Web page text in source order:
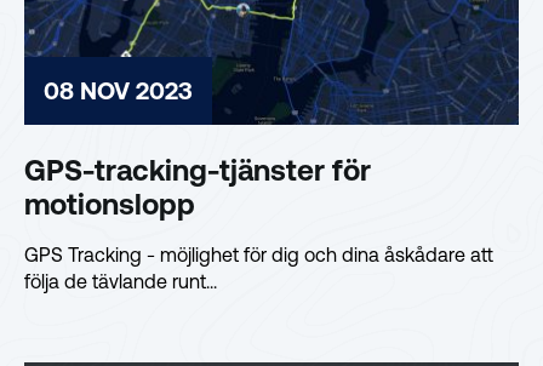
08 NOV 2023
GPS-tracking-tjänster för
motionslopp
GPS Tracking - möjlighet för dig och dina åskådare att
följa de tävlande runt...